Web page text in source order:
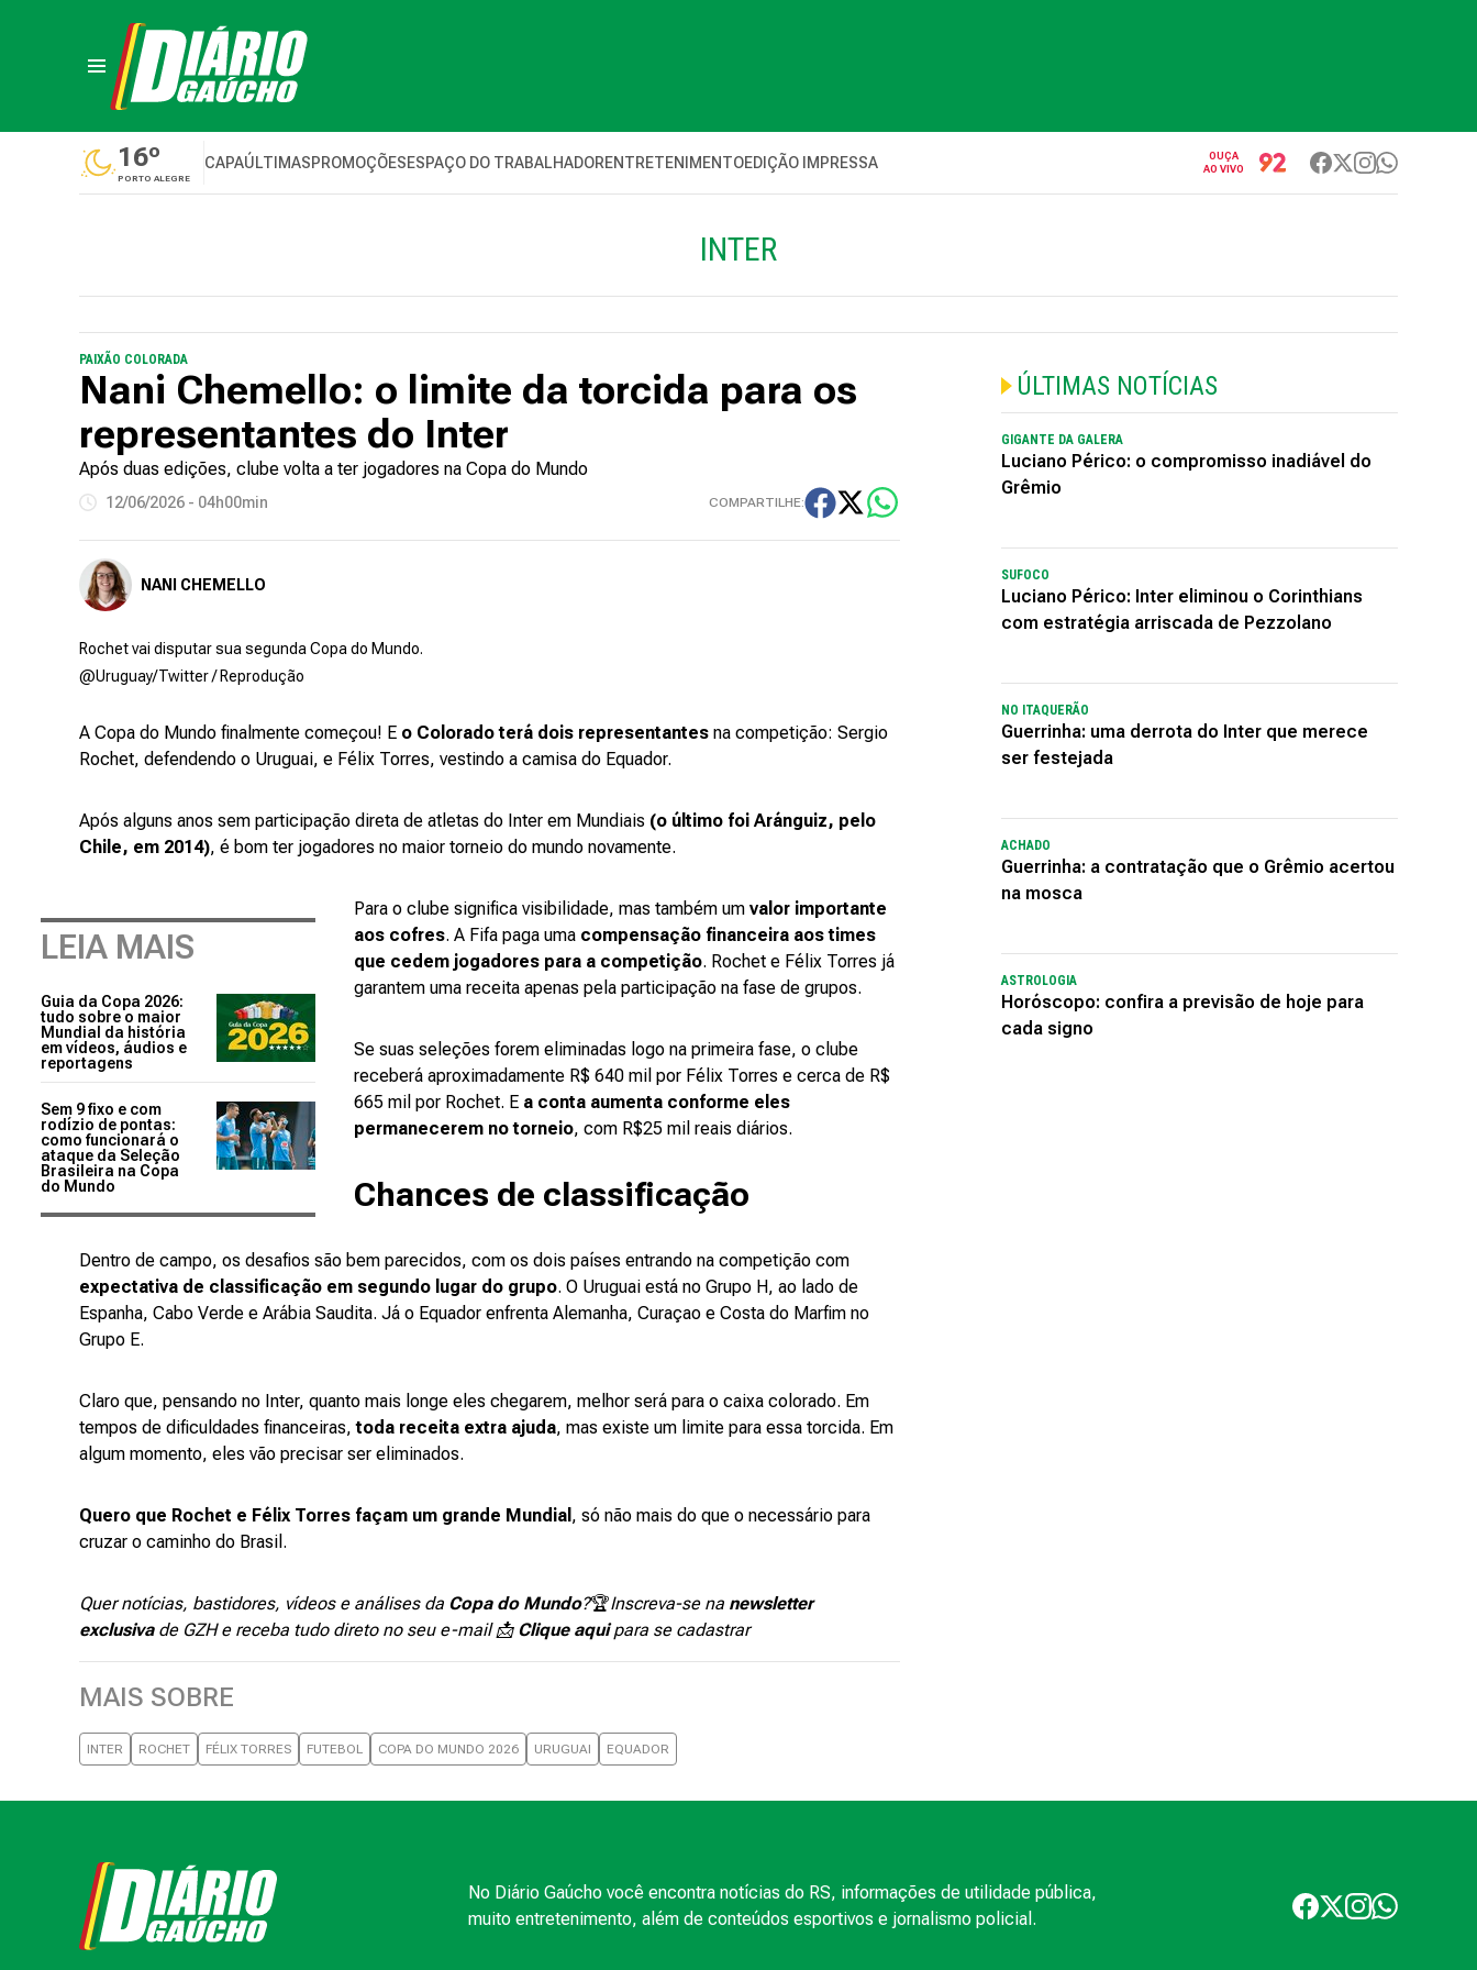
16º
PORTO ALEGRE
CAPAÚLTIMASPROMOÇÕESESPAÇO DO TRABALHADORENTRETENIMENTOEDIÇÃO IMPRESSA
OUÇA
AO VIVO
INTER
PAIXÃO COLORADA
Nani Chemello: o limite da torcida para os
representantes do Inter
Após duas edições, clube volta a ter jogadores na Copa do Mundo
12/06/2026 - 04h00min COMPARTILHE:
NANI CHEMELLO
Rochet vai disputar sua segunda Copa do Mundo.
@Uruguay/Twitter / Reprodução
A Copa do Mundo finalmente começou! E o Colorado terá dois representantes na competição: Sergio
Rochet, defendendo o Uruguai, e Félix Torres, vestindo a camisa do Equador.
Após alguns anos sem participação direta de atletas do Inter em Mundiais (o último foi Aránguiz, pelo
Chile, em 2014), é bom ter jogadores no maior torneio do mundo novamente.
LEIA MAIS
Guia da Copa 2026:
tudo sobre o maior
Mundial da história
em vídeos, áudios e
reportagens
Sem 9 fixo e com
rodízio de pontas:
como funcionará o
ataque da Seleção
Brasileira na Copa
do Mundo
Para o clube significa visibilidade, mas também um valor importante
aos cofres. A Fifa paga uma compensação financeira aos times
que cedem jogadores para a competição. Rochet e Félix Torres já
garantem uma receita apenas pela participação na fase de grupos.
Se suas seleções forem eliminadas logo na primeira fase, o clube
receberá aproximadamente R$ 640 mil por Félix Torres e cerca de R$
665 mil por Rochet. E a conta aumenta conforme eles
permanecerem no torneio, com R$25 mil reais diários.
Chances de classificação
Dentro de campo, os desafios são bem parecidos, com os dois países entrando na competição com
expectativa de classificação em segundo lugar do grupo. O Uruguai está no Grupo H, ao lado de
Espanha, Cabo Verde e Arábia Saudita. Já o Equador enfrenta Alemanha, Curaçao e Costa do Marfim no
Grupo E.
Claro que, pensando no Inter, quanto mais longe eles chegarem, melhor será para o caixa colorado. Em
tempos de dificuldades financeiras,toda receita extra ajuda, mas existe um limite para essa torcida. Em
algum momento, eles vão precisar ser eliminados.
Quero que Rochet e Félix Torres façam um grande Mundial , só não mais do que o necessário para
cruzar o caminho do Brasil.
Quer notícias, bastidores, vídeos e análises da Copa do Mundo?🏆Inscreva-se na newsletter
exclusivade GZH e receba tudo direto no seu e-mail 📩 Clique aquipara se cadastrar
MAIS SOBRE
INTER ROCHET FÉLIX TORRES FUTEBOL COPA DO MUNDO 2026 URUGUAI EQUADOR
ÚLTIMAS NOTÍCIAS
GIGANTE DA GALERA
Luciano Périco: o compromisso inadiável do
Grêmio
SUFOCO
Luciano Périco: Inter eliminou o Corinthians
com estratégia arriscada de Pezzolano
NO ITAQUERÃO
Guerrinha: uma derrota do Inter que merece
ser festejada
ACHADO
Guerrinha: a contratação que o Grêmio acertou
na mosca
ASTROLOGIA
Horóscopo: confira a previsão de hoje para
cada signo
No Diário Gaúcho você encontra notícias do RS, informações de utilidade pública,
muito entretenimento, além de conteúdos esportivos e jornalismo policial.